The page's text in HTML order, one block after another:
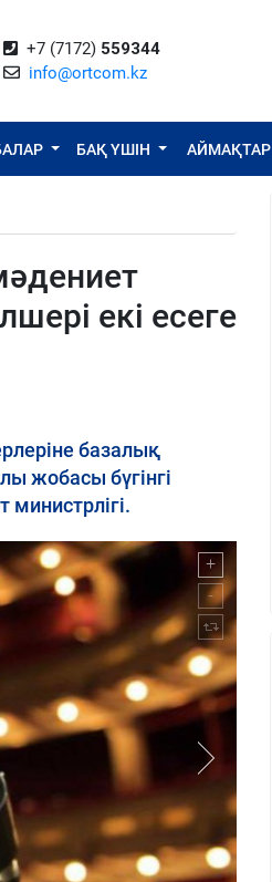
+7 (7172) 559344
info@ortcom.kz
БАҚ ҮШІН АЙМАҚТАР
екі есеге
базалық
жобасы бүгінгі